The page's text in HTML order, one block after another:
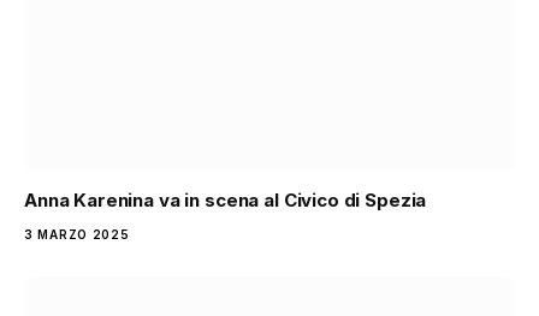
Anna Karenina va in scena al Civico di Spezia
3 MARZO 2025